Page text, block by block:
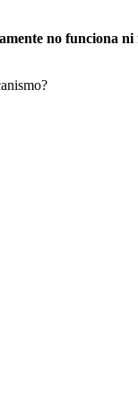
no funciona